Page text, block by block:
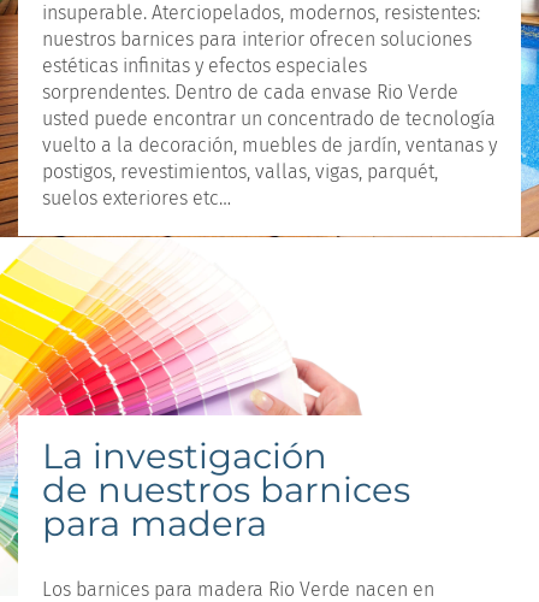
insuperable. Aterciopelados, modernos, resistentes:
nuestros barnices para interior ofrecen soluciones
estéticas infinitas y efectos especiales
sorprendentes. Dentro de cada envase Rio Verde
usted puede encontrar un concentrado de tecnología
vuelto a la decoración, muebles de jardín, ventanas y
postigos, revestimientos, vallas, vigas, parquét,
suelos exteriores etc…
La investigación
de nuestros barnices
para madera
Los barnices para madera Rio Verde nacen en